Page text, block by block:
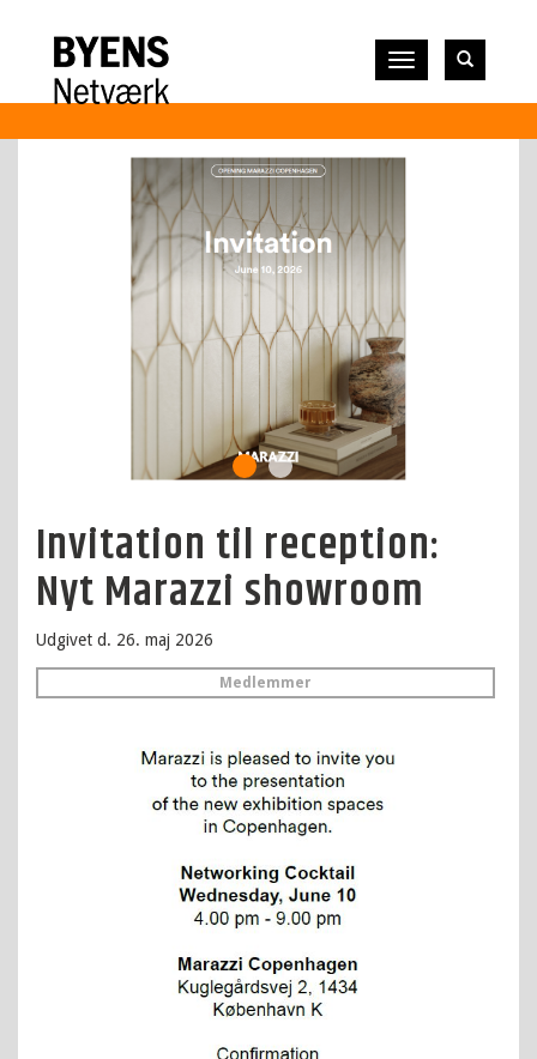
Vis
navigation
Invitation til reception:
Nyt Marazzi showroom
Udgivet d. 26. maj 2026
Medlemmer